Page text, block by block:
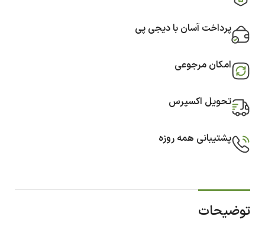
پرداخت آسان با دیجی پی
امکان مرجوعی
تحویل اکسپرس
پشتیبانی همه روزه
توضیحات